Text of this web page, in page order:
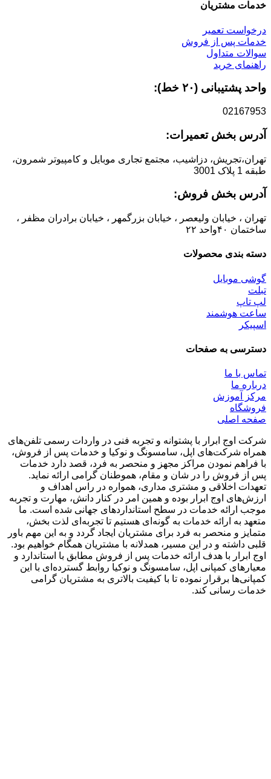
خدمات مشتریان
درخواست تعمیر
خدمات پس از فروش
سوالات متداول
راهنمای خرید
واحد پشتیبانی (۲۰ خط):
02167953
آدرس بخش تعمیرات:
تهران،تجریش، دزاشیب، مجتمع تجاری موبایل و کامپیوتر شمرون،
طبقه 1 پلاک 3001
آدرس بخش فروش:
تهران ، خیابان ولیعصر ، خیابان بزرگمهر ، خیابان برادران مظفر ،
ساختمان ۴۰واحد ۲۲
دسته بندی محصولات
گوشی موبایل
تبلت
لپ تاپ
ساعت هوشمند
اسپیکر
دسترسی به صفحات
تماس با ما
درباره ما
مرکز آموزش
فروشگاه
صفحه اصلی
شرکت اوج ابرار با پشتوانه و تجربه فنی در واردات رسمی تلفن‌های
همراه شرکت‌های اپل، سامسونگ و نوکیا و خدمات پس از فروش،
با فراهم نمودن مراکز مجهز و منحصر به فرد، قصد دارد خدمات
پس از فروش را در شان و مقام، هموطنان گرامی ارائه نماید.
تعهدات اخلاقی و مشتری مداری، همواره در راس اهداف و
ارزش‌های اوج ابرار بوده و همین امر در کنار دانش، مهارت و تجربه
موجب ارائه خدمات در سطح استاندارد‌های جهانی شده است. ما
متعهد به ارائه خدمات به گونه‌ای هستیم تا تجربه‌ای لذت بخش،
متمایز و منحصر به فرد برای مشتریان ایجاد گردد و به این مهم باور
قلبی داشته و در این مسیر، همدلانه با مشتریان همگام خواهیم بود.
اوج ابرار با هدف ارائه خدمات پس از فروش مطابق با استاندارد و
معیارهای کمپانی اپل، سامسونگ و نوکیا روابط گسترده‌ای با این
کمپانی‌ها برقرار نموده تا با کیفیت بالاتری به مشتریان گرامی
خدمات رسانی کند.